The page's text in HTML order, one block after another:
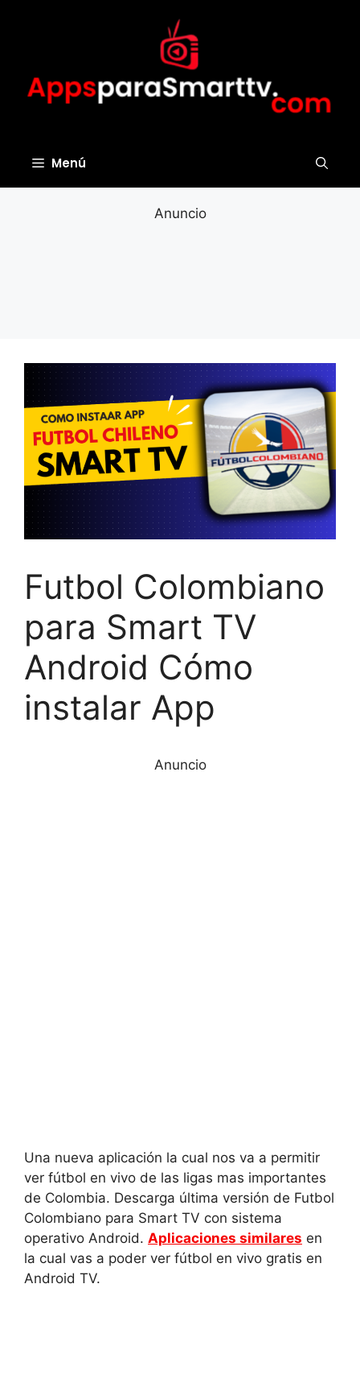
Menú
Anuncio
Futbol Colombiano
para Smart TV
Android Cómo
instalar App
Anuncio
Una nueva aplicación la cual nos va a permitir
ver fútbol en vivo de las ligas mas importantes
de Colombia. Descarga última versión de Futbol
Colombiano para Smart TV con sistema
operativo Android. Aplicaciones similares en
la cual vas a poder ver fútbol en vivo gratis en
Android TV.